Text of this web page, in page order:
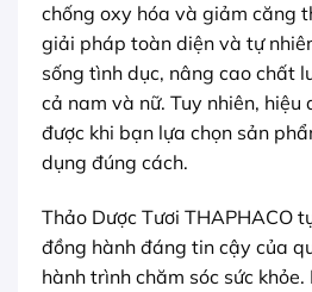
chống oxy hóa và giảm căng
giải pháp toàn diện và tự
sống tình dục, nâng cao chất
cả nam và nữ. Tuy nhiên,
được khi bạn lựa chọn sản
dụng đúng cách.
Thảo Dược Tươi THAPHACO
đồng hành đáng tin cậy của
hành trình chăm sóc sức khỏe.